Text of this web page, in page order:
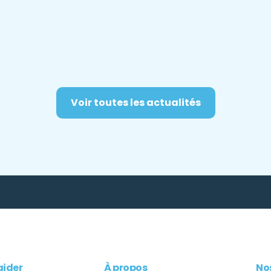
Voir toutes les actualités
À propos